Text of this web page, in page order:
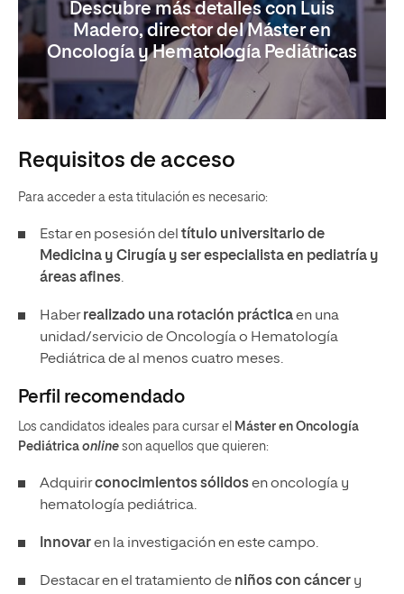
Descubre más detalles con Luis
Madero, director del Máster en
Oncología y Hematología Pediátricas
Requisitos de acceso
Para acceder a esta titulación es necesario:
Estar en posesión del título universitario de
Medicina y Cirugía y ser especialista en pediatría y
áreas afines.
Haberrealizado una rotación prácticaen una
unidad/servicio de Oncología o Hematología
Pediátrica de al menos cuatro meses.
Perfil recomendado
Los candidatos ideales para cursar el Máster en Oncología
Pediátrica online son aquellos que quieren:
Adquirirconocimientos sólidosen oncología y
hematología pediátrica.
Innovaren la investigación en este campo.
Destacar en el tratamiento de niños con cáncer y